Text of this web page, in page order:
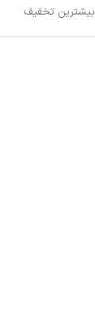
بیشترین تخفیف